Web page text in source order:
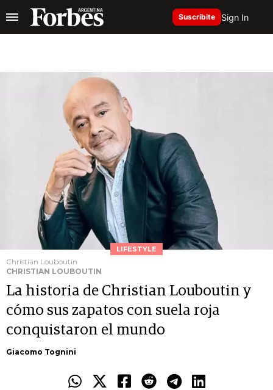
Suscribite Sign In
LIFESTYLE
Christian Louboutin
CHRISTIAN LOUBOUTIN
La historia de Christian Louboutin y
cómo sus zapatos con suela roja
conquistaron el mundo
Giacomo Tognini